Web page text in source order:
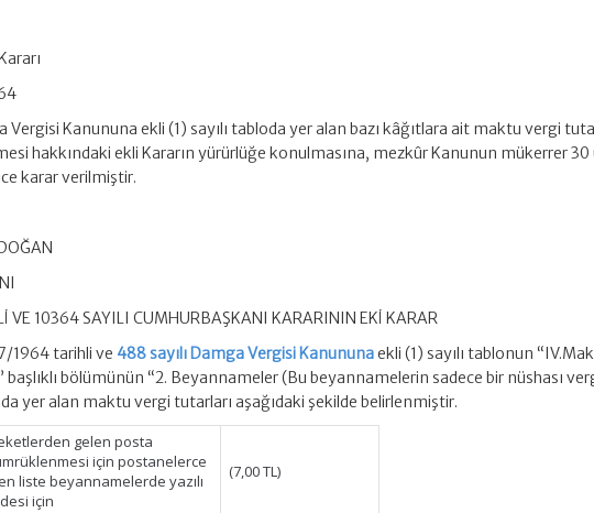
Vergisi Kanununa ekli (1) sayılı tabloda yer alan bazı kâğıtlara ait maktu vergi
hakkındaki ekli Kararın yürürlüğe konulmasına, mezkûr Kanunun mükerrer 30
karar verilmiştir.
VE 10364 SAYILI CUMHURBAŞKANI KARARININ EKİ KARAR
1964 tarihli ve 488 sayılı Damga Vergisi Kanununaekli (1) sayılı tablonun
başlıklı bölümünün “2. Beyannameler (Bu beyannamelerin sadece bir nüshası
yer alan maktu vergi tutarları aşağıdaki şekilde belirlenmiştir.
gelen posta
için postanelerce
liste beyannamelerde yazılı
için
(7,00 TL)